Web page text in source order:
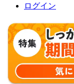
ログイン